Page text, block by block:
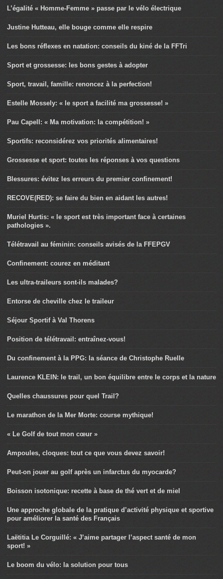
L’égalité « Homme-Femme » passe par le vélo électrique
Justine Hutteau, elle bouge comme elle respire
Les bons réflexes en natation: conseils du kiné de la FFTri
Sport et grossesse: les bons gestes à adopter
Sport, travail, famille: renoncez à la perfection!
Estelle Mossely: « le sport a facilité ma grossesse! »
Pau Capell: « Ma motivation: la compétition! »
Sportifs: reconsidérez vos priorités alimentaires!
Grossesse et sport: toutes les réponses à vos questions
Blessures: évitez les erreurs du premier confinement!
RECOVE(RED): se faire du bien en aidant les autres!
Muriel Hurtis: « le sport est très important face à certaines
pathologies ».
Télétravail au féminin: conseils avisés de la FFEPGV
Confinement: courez en méditant
Les ultra-traileurs sont-ils malades?
Entorse de cheville chez le traileur
Séjour Sportif à Val Thorens
Position de télétravail: entraînez-vous!
Du confinement à la PPG: la séance de Christophe Ruelle
Laurence KLEIN: le trail, un bon équilibre entre le corps et la nature
Quelles chaussures pour quel Trail?
Le marathon de la Mer Morte: course mythique!
« Le Golf de tout mon cœur »
Ampoules, cloques: tout ce que vous devez savoir!
Peut-on jouer au golf après un infarctus du myocarde?
Boisson isotonique: recette à base de thé vert et de miel
Une approche globale de la pratique d’activité physique et sportive
pour améliorer la santé des Français
Laëtitia Le Corguillé: « J’aime partager l’aspect santé de mon
sport! »
Le boom du vélo: la solution pour tous